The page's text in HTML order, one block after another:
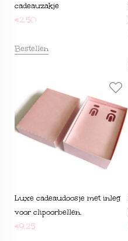
cadeauzakje
€2,50
Bestellen
Luxe cadeaudoosje met inleg
voor clipoorbellen.
€9,25